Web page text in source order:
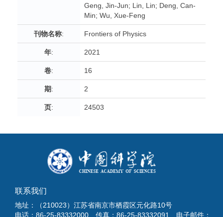
Geng, Jin-Jun; Lin, Lin; Deng, Can-
Min; Wu, Xue-Feng
刊物名称: Frontiers of Physics
年: 2021
卷: 16
期: 2
页: 24503
联系我们
地址：（210023）江苏省南京市栖霞区元化路10号
电话：86-25-83332000 传真：86-25-83332091 电子邮件：